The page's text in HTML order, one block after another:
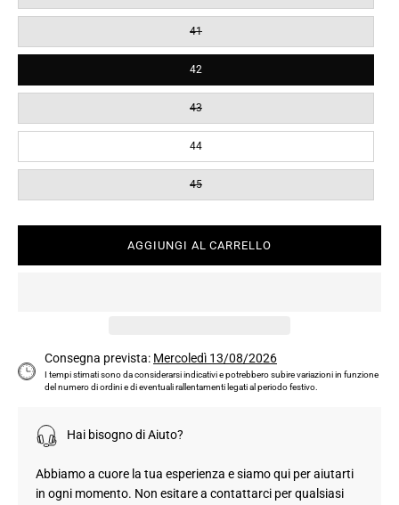
41
42
43
44
45
AGGIUNGI AL CARRELLO
Consegna prevista: Mercoledì 13/08/2026
I tempi stimati sono da considerarsi indicativi e potrebbero subire variazioni in funzione
del numero di ordini e di eventuali rallentamenti legati al periodo festivo.
Hai bisogno di Aiuto?
Abbiamo a cuore la tua esperienza e siamo qui per aiutarti
in ogni momento. Non esitare a contattarci per qualsiasi